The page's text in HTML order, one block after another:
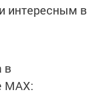
интересным в
в
MАХ: